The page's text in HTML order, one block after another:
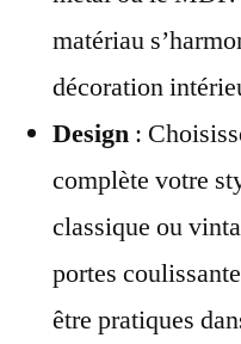
matériau
décoration
Design :
complète votre
classique ou
portes
être pratiques